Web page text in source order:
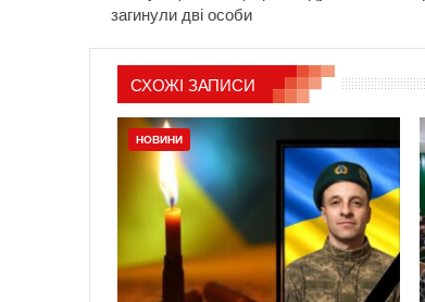
загинули дві особи
СХОЖІ ЗАПИСИ
НОВИНИ